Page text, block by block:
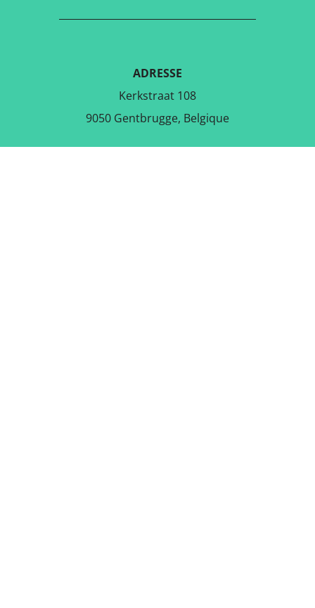
ADRESSE
Kerkstraat 108
9050 Gentbrugge, Belgique